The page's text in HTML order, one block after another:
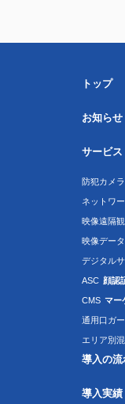
トップ
お知らせ
サービス
防犯カメ
ネットワ
映像遠隔
映像デー
デジタル
ASC 顔認
CMS マー
通用口ガ
エリア別
導入の流
導入実績